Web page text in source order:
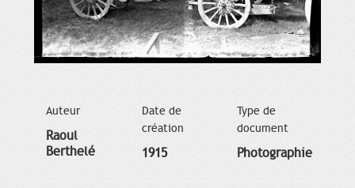
Auteur
Raoul
Berthelé
Date de
création
1915
Type de
document
Photographie